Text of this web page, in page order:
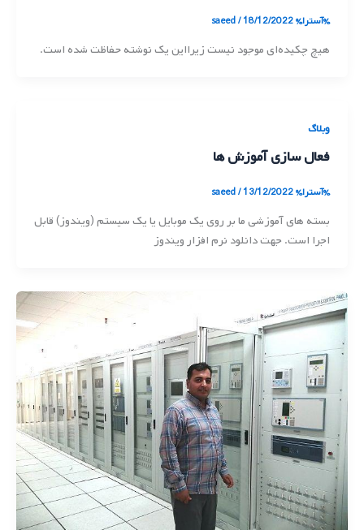
%آسترا% saeed/18/12/2022
هیچ چکیده‌ای موجود نیست زیرا‌این یک نوشته حفاظت شده است.
وبلاگ
فعال سازی آموزش ها
%آسترا% saeed/13/12/2022
بسته های آموزشی ما بر روی یک موبایل یا یک سیستم (ویندوز) قابل
اجرا است. جهت دانلود نرم افزار ویندوز